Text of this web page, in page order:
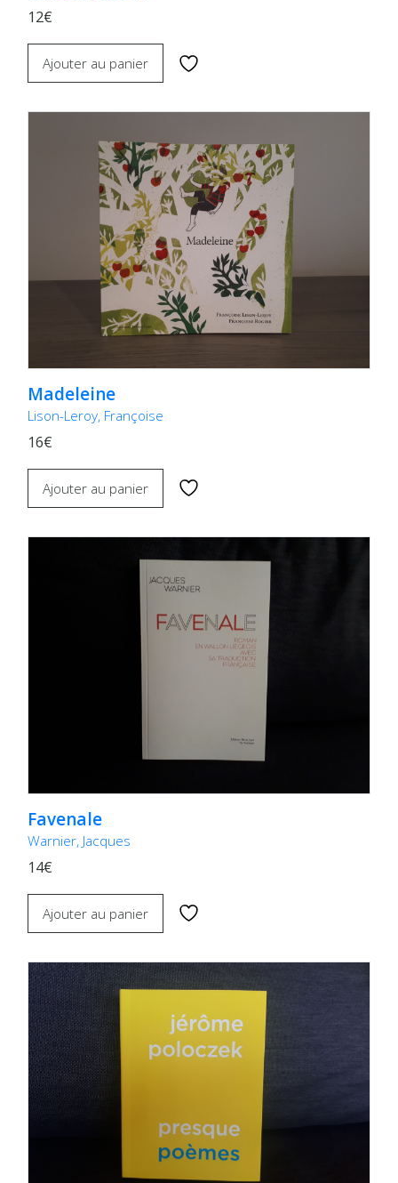
12€
Ajouter au panier
Madeleine
Lison-Leroy, Françoise
16€
Ajouter au panier
Favenale
Warnier, Jacques
14€
Ajouter au panier